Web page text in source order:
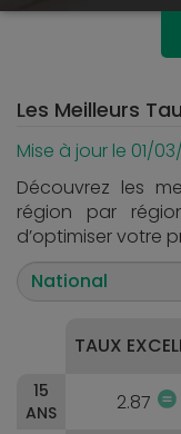
Les Meilleurs
Mise à jour le 01/
Découvrez les
région par
d’optimiser votre
TAUX
15
ANS
2.87